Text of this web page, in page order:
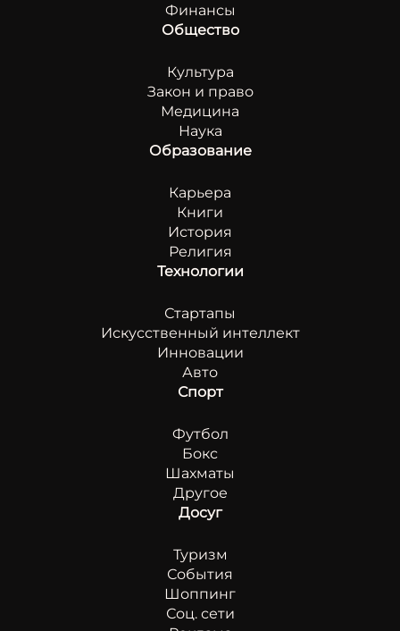
Финансы
Общество
Культура
Закон и право
Медицина
Наука
Образование
Карьера
Книги
История
Религия
Технологии
Стартапы
Искусственный интеллект
Инновации
Авто
Спорт
Футбол
Бокс
Шахматы
Другое
Досуг
Туризм
События
Шоппинг
Соц. сети